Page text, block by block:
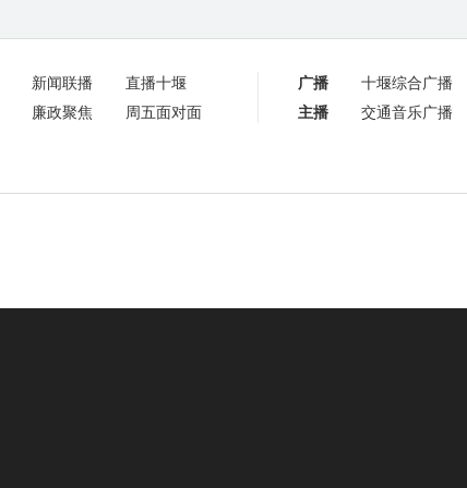
新闻联播
直播十堰
廉政聚焦 周五面对面
广播 十堰综合广播
主播
交通音乐广播